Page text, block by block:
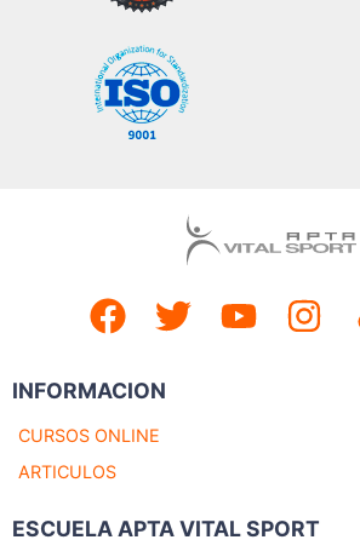
INFORMACION
CURSOS ONLINE
ARTICULOS
ESCUELA APTA VITAL SPORT